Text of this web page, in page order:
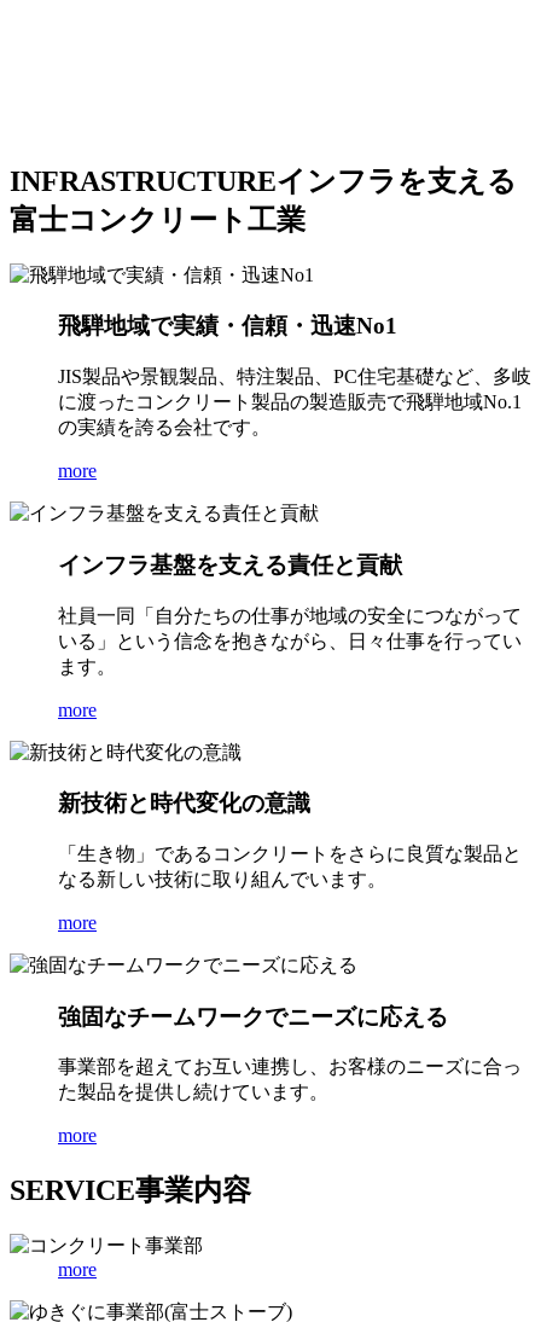
INFRASTRUCTUREインフラを支える
富士コンクリート工業
飛騨地域で実績・信頼・迅速No1
JIS製品や景観製品、特注製品、PC住宅基礎など、多岐
に渡ったコンクリート製品の製造販売で飛騨地域No.1
の実績を誇る会社です。
more
インフラ基盤を支える責任と貢献
社員一同「自分たちの仕事が地域の安全につながって
いる」という信念を抱きながら、日々仕事を行ってい
ます。
more
新技術と時代変化の意識
「生き物」であるコンクリートをさらに良質な製品と
なる新しい技術に取り組んでいます。
more
強固なチームワークでニーズに応える
事業部を超えてお互い連携し、お客様のニーズに合っ
た製品を提供し続けています。
more
SERVICE事業内容
more